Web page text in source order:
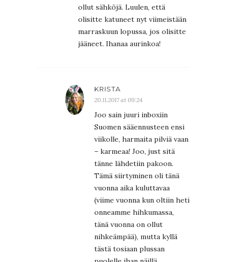
ollut sähköjä. Luulen, että
olisitte katuneet nyt viimeistään
marraskuun lopussa, jos olisitte
jääneet. Ihanaa aurinkoa!
KRISTA
20.11.2017 at 09:24
Joo sain juuri inboxiin
Suomen sääennusteen ensi
viikolle, harmaita pilviä vaan
– karmeaa! Joo, just sitä
tänne lähdetiin pakoon.
Tämä siirtyminen oli tänä
vuonna aika kuluttavaa
(viime vuonna kun oltiin heti
onneamme hihkumassa,
tänä vuonna on ollut
nihkeämpää), mutta kyllä
tästä tosiaan plussan